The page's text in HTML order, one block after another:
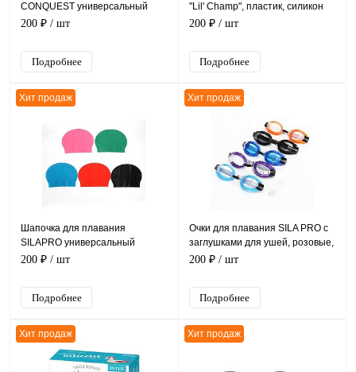
CONQUEST универсальный
размер, силикон, цвета в
200 ₽ / шт
Подробнее
"Lil' Champ", пластик, силикон
от 3 лет
200 ₽ / шт
Подробнее
Хит продаж
Шапочка для плавания
SILAPRO универсальный
размер, латекс, 24х19,5 см
200 ₽ / шт
Подробнее
Хит продаж
Очки для плавания SILA PRO с
заглушками для ушей, розовые,
15 см
200 ₽ / шт
Подробнее
Хит продаж Хит продаж